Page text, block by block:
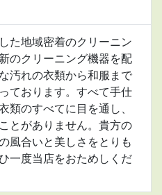
た地域密着のクリーニン
のクリーニング機器を配
汚れの衣類から和服まで
ております。すべて手仕
類のすべてに目を通し、
とがありません。貴方の
風合いと美しさをとりも
一度当店をおためしくだ